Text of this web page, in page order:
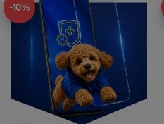
-10%